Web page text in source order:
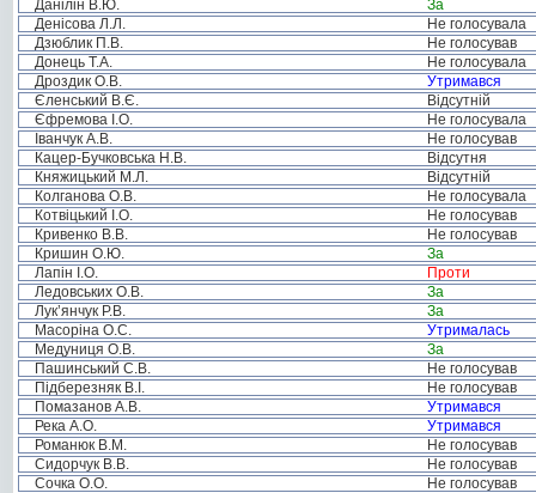
Данілін В.Ю.
За
Денісова Л.Л.
Не голосувала
Дзюблик П.В.
Не голосував
Донець Т.А.
Не голосувала
Дроздик О.В.
Утримався
Єленський В.Є.
Відсутній
Єфремова І.О.
Не голосувала
Іванчук А.В.
Не голосував
Кацер-Бучковська Н.В.
Відсутня
Княжицький М.Л.
Відсутній
Колганова О.В.
Не голосувала
Котвіцький І.О.
Не голосував
Кривенко В.В.
Не голосував
Кришин О.Ю.
За
Лапін І.О.
Проти
Ледовських О.В.
За
Лук’янчук Р.В.
За
Масоріна О.С.
Утрималась
Медуниця О.В.
За
Пашинський С.В.
Не голосував
Підберезняк В.І.
Не голосував
Помазанов А.В.
Утримався
Река А.О.
Утримався
Романюк В.М.
Не голосував
Сидорчук В.В.
Не голосував
Сочка О.О.
Не голосував